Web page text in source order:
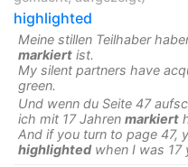
highlighted
Meine stillen Teilhaber
markiert ist.
My silent partners have
green.
Und wenn du Seite 47
ich mit 17 Jahren markiert
And if you turn to page 47,
highlighted when I was 17